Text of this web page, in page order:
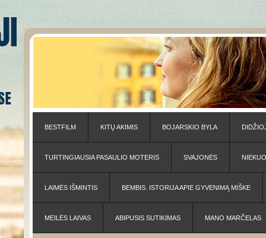
BESTFILM KITŲ AKIMIS BOJARSKIO BYLA
TURTINGIAUSIA PASAULIO MOTERIS SVAJONĖS
LAIMĖS IŠMINTIS BEMBIS. ISTORIJA APIE GYVENIMĄ MIŠKE
MEILĖS LAIVAS ABIPUSIS SUTIKIMAS MANO MARČELAS